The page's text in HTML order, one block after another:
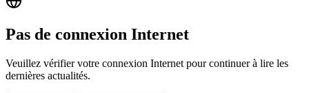
Pas de connexion Internet
Veuillez vérifier votre connexion Internet pour continuer à lire les
dernières actualités.